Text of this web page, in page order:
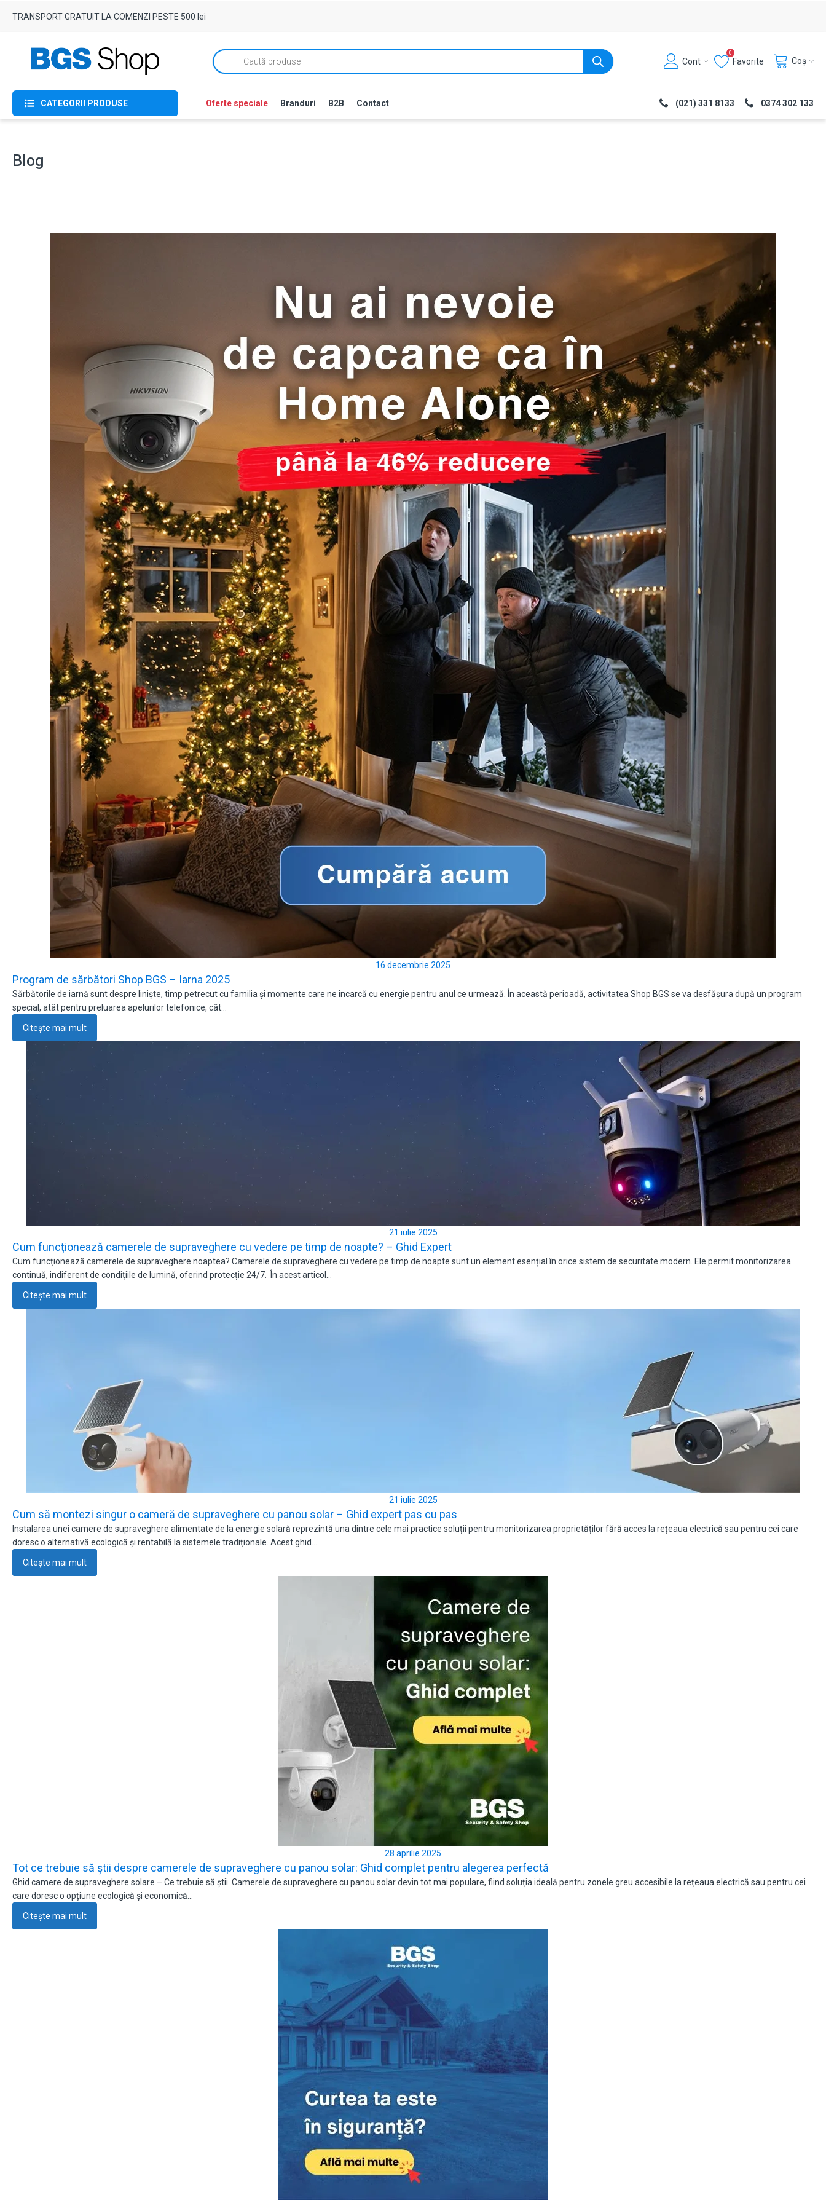
TRANSPORT GRATUIT LA COMENZI PESTE 500 lei
Products
search
Cont
0
Favorite Coș
CATEGORII PRODUSE Oferte speciale Branduri B2B Contact (021) 331 8133 0374 302 133
Blog
16 decembrie 2025
Program de sărbători Shop BGS – Iarna 2025
Sărbătorile de iarnă sunt despre liniște, timp petrecut cu familia și momente care ne încarcă cu energie pentru anul ce urmează. În această perioadă, activitatea Shop BGS se va desfășura după un program
special, atât pentru preluarea apelurilor telefonice, cât…
Citește mai mult
21 iulie 2025
Cum funcționează camerele de supraveghere cu vedere pe timp de noapte? – Ghid Expert
Cum funcționează camerele de supraveghere noaptea? Camerele de supraveghere cu vedere pe timp de noapte sunt un element esențial în orice sistem de securitate modern. Ele permit monitorizarea
continuă, indiferent de condițiile de lumină, oferind protecție 24/7. În acest articol…
Citește mai mult
21 iulie 2025
Cum să montezi singur o cameră de supraveghere cu panou solar – Ghid expert pas cu pas
Instalarea unei camere de supraveghere alimentate de la energie solară reprezintă una dintre cele mai practice soluții pentru monitorizarea proprietăților fără acces la rețeaua electrică sau pentru cei care
doresc o alternativă ecologică și rentabilă la sistemele tradiționale. Acest ghid…
Citește mai mult
28 aprilie 2025
Tot ce trebuie să știi despre camerele de supraveghere cu panou solar: Ghid complet pentru alegerea perfectă
Ghid camere de supraveghere solare – Ce trebuie să știi. Camerele de supraveghere cu panou solar devin tot mai populare, fiind soluția ideală pentru zonele greu accesibile la rețeaua electrică sau pentru cei
care doresc o opțiune ecologică și economică…
Citește mai mult